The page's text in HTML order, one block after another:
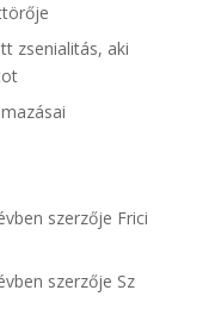
zsenialitás, aki
szerzője Frici
szerzője Sz